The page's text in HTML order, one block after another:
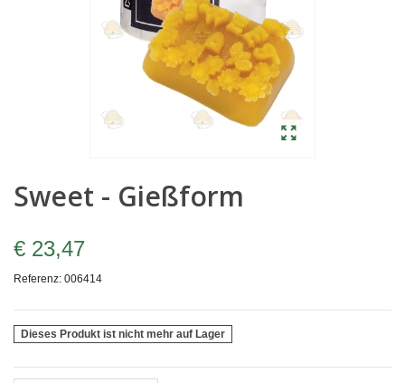
Sweet - Gießform
€ 23,47
Referenz: 006414
Dieses Produkt ist nicht mehr auf Lager